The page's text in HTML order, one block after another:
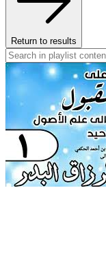
Return to results